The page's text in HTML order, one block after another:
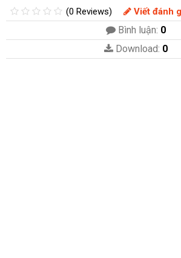
(0 Reviews) Viết đánh
Bình luận: 0
Download: 0